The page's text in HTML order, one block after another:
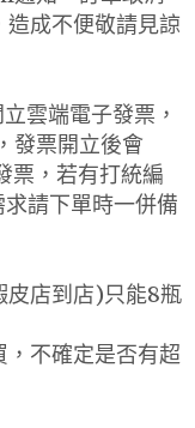
成不便敬請見諒
雲端電子發票，
發票開立後會
票，若有打統編
請下單時一併備
店到店)只能8瓶
不確定是否有超